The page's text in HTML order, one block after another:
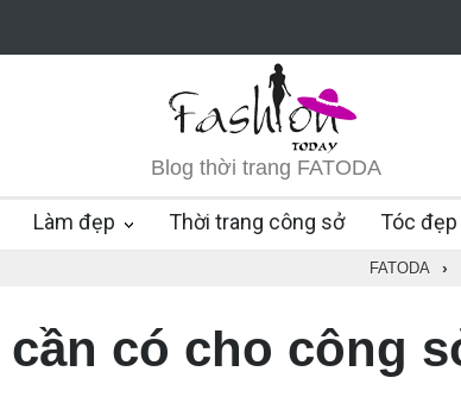
Blog thời trang FATODA
Làm đẹp Thời trang công sở Tóc đẹp
FATODA ›
có cho công